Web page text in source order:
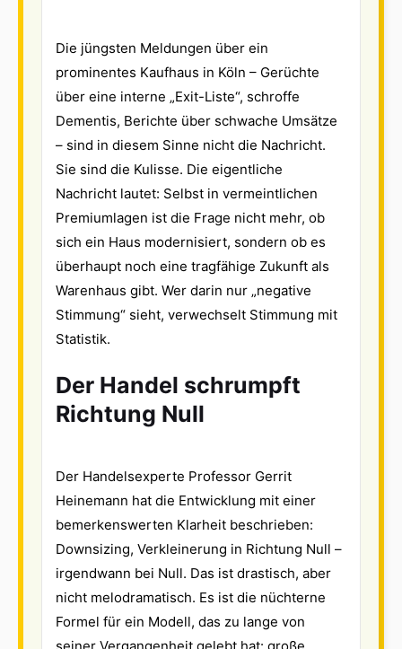
Die jüngsten Meldungen über ein
prominentes Kaufhaus in Köln – Gerüchte
über eine interne „Exit-Liste“, schroffe
Dementis, Berichte über schwache Umsätze
– sind in diesem Sinne nicht die Nachricht.
Sie sind die Kulisse. Die eigentliche
Nachricht lautet: Selbst in vermeintlichen
Premiumlagen ist die Frage nicht mehr, ob
sich ein Haus modernisiert, sondern ob es
überhaupt noch eine tragfähige Zukunft als
Warenhaus gibt. Wer darin nur „negative
Stimmung“ sieht, verwechselt Stimmung mit
Statistik.
Der Handel schrumpft
Richtung Null
Der Handelsexperte Professor Gerrit
Heinemann hat die Entwicklung mit einer
bemerkenswerten Klarheit beschrieben:
Downsizing, Verkleinerung in Richtung Null –
irgendwann bei Null. Das ist drastisch, aber
nicht melodramatisch. Es ist die nüchterne
Formel für ein Modell, das zu lange von